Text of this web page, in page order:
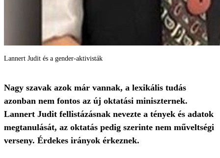
Lannert Judit és a gender-aktivisták
Nagy szavak azok már vannak, a lexikális tudás
azonban nem fontos az új oktatási miniszternek.
Lannert Judit fellistázásnak nevezte a tények és adatok
megtanulását, az oktatás pedig szerinte nem műveltségi
verseny. Érdekes irányok érkeznek.